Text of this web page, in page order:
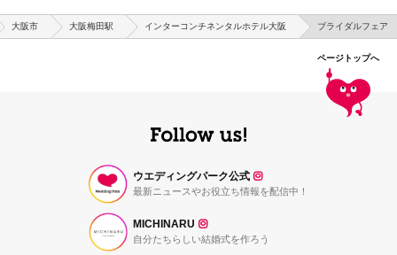
大阪市 大阪梅田駅 インターコンチネンタルホテル大阪 ブライダルフェア
ページトップへ
ウエディングパーク公式
最新ニュースやお役立ち情報を配信中！
MICHINARU
自分たちらしい結婚式を作ろう